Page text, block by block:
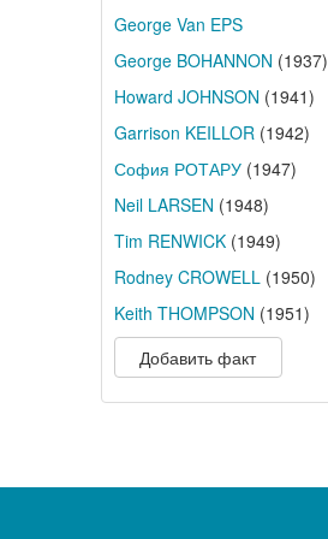
George Van EPS
George BOHANNON (1937)
Howard JOHNSON (1941)
Garrison KEILLOR(1942)
София РОТАРУ(1947)
Neil LARSEN (1948)
Tim RENWICK(1949)
Rodney CROWELL(1950)
Keith THOMPSON (1951)
Добавить факт